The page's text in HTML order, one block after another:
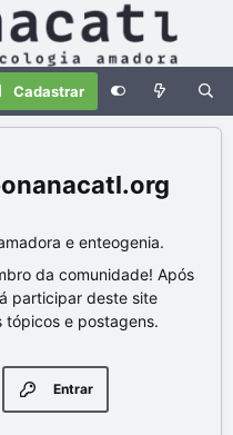
Cadastrar
e enteogenia.
da comunidade! Após
participar deste site
tópicos e postagens.
Entrar